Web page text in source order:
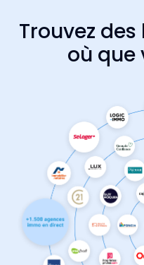
Trouvez
où que